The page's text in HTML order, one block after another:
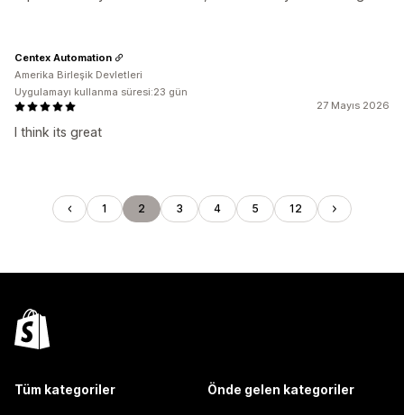
27 Mayıs 2026
I think its great
Centex Automation
Amerika Birleşik Devletleri
Uygulamayı kullanma süresi:23 gün
1 2 3 4 5 12
Tüm kategoriler Önde gelen kategoriler